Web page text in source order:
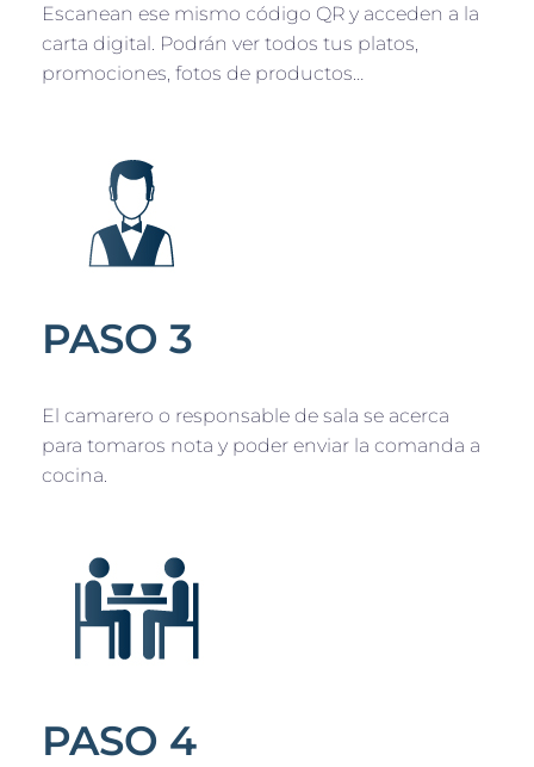
Escanean ese mismo código QR y acceden a la
carta digital. Podrán ver todos tus platos,
promociones, fotos de productos…
PASO 3
El camarero o responsable de sala se acerca
para tomaros nota y poder enviar la comanda a
cocina.
PASO 4